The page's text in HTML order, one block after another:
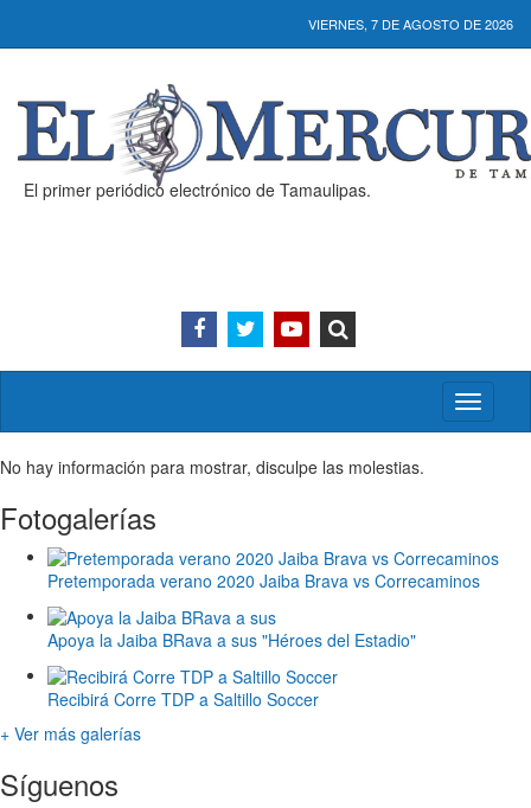
VIERNES, 7 DE AGOSTO DE 2026
El primer periódico electrónico de Tamaulipas.
Activar/
menú
No hay información para mostrar, disculpe las molestias.
Fotogalerías
Pretemporada verano 2020 Jaiba Brava vs Correcaminos
Apoya la Jaiba BRava a sus "Héroes del Estadio"
Recibirá Corre TDP a Saltillo Soccer
+ Ver más galerías
Síguenos